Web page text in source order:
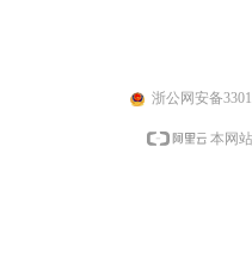
浙公网安备
本网